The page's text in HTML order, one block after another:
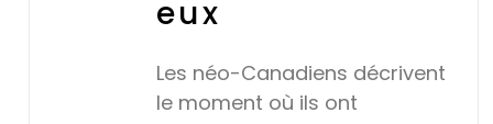
eux
Les néo-Canadiens décrivent
le moment où ils ont